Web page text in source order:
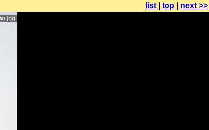
list top next >>